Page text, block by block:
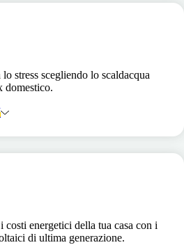
stress scegliendo lo scaldacqua
domestico.
costi energetici della tua casa con i
di ultima generazione.